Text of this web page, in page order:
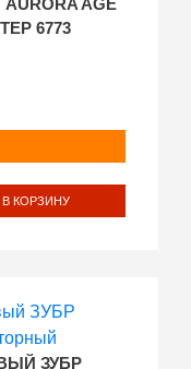
AGE
6773
В КОРЗИНУ
ЗУБР